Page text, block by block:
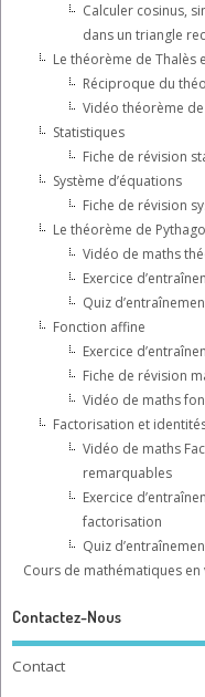
Calculer cosinus,
dans un triangle
Le théorème de Thalès
Réciproque du
Vidéo théorème
Statistiques
Fiche de révision
Système d’équations
Fiche de révision
Le théorème de
Vidéo de maths
Exercice
Quiz
Fonction affine
Exercice
Fiche de révision
Vidéo de maths
Factorisation et
Vidéo de maths
remarquables
Exercice
factorisation
Quiz
Cours de mathématiques en
Contactez-Nous
Contact